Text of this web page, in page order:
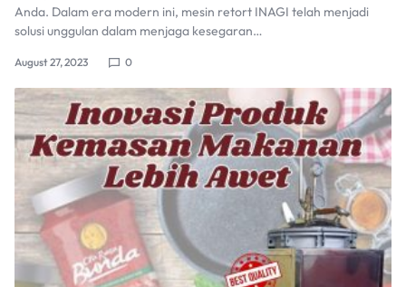
Anda. Dalam era modern ini, mesin retort INAGI telah menjadi
solusi unggulan dalam menjaga kesegaran…
August 27, 2023 0